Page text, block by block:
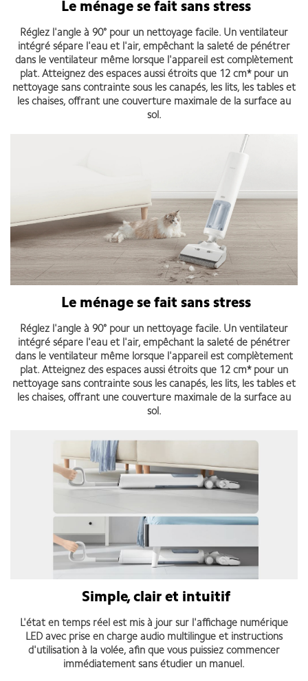
Le ménage se fait sans stress
Réglez l'angle à 90° pour un nettoyage facile. Un ventilateur
intégré sépare l'eau et l'air, empêchant la saleté de pénétrer
dans le ventilateur même lorsque l'appareil est complètement
plat. Atteignez des espaces aussi étroits que 12 cm* pour un
nettoyage sans contrainte sous les canapés, les lits, les tables et
les chaises, offrant une couverture maximale de la surface au
sol.
Le ménage se fait sans stress
Réglez l'angle à 90° pour un nettoyage facile. Un ventilateur
intégré sépare l'eau et l'air, empêchant la saleté de pénétrer
dans le ventilateur même lorsque l'appareil est complètement
plat. Atteignez des espaces aussi étroits que 12 cm* pour un
nettoyage sans contrainte sous les canapés, les lits, les tables et
les chaises, offrant une couverture maximale de la surface au
sol.
Simple, clair et intuitif
L'état en temps réel est mis à jour sur l'affichage numérique
LED avec prise en charge audio multilingue et instructions
d'utilisation à la volée, afin que vous puissiez commencer
immédiatement sans étudier un manuel.